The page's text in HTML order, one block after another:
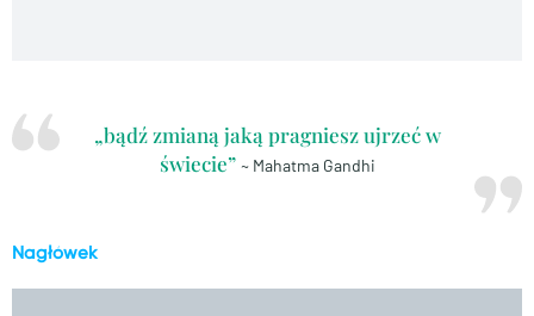
„bądź zmianą jaką pragniesz ujrzeć w
świecie” ~ Mahatma Gandhi
Nagłówek